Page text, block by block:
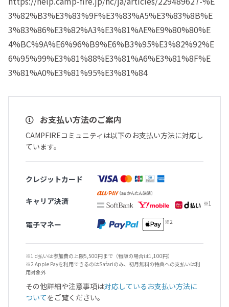
3%82%B3%E3%83%9F%E3%83%A5%E3%83%8B%E
3%83%86%E3%82%A3%E3%81%AE%E9%80%80%E
4%BC%9A%E6%96%B9%E6%B3%95%E3%82%92%E
6%95%99%E3%81%88%E3%81%A6%E3%81%8F%E
3%81%A0%E3%81%95%E3%81%84
お支払い方法のご案内
CAMPFIREコミュニティは以下のお支払い方法に対応し
ています。
クレジットカード
キャリア決済
電子マネー
※1 d払いは参加費の上限5,500円まで（物販の場合は1,100円）
※2 Apple Payを利用できるのはSafariのみ、初月無料の特典への支払いは利
用対象外
その他詳細や注意事項は対応しているお支払い方法に
ついてをご覧ください。